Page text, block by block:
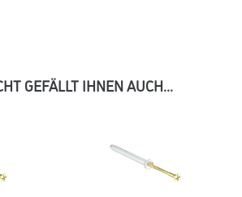
GEFÄLLT IHNEN AUCH...